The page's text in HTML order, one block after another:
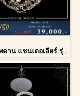
โคมไฟเพดาน แชนเดอเลียร์ รุ่น A028-D40